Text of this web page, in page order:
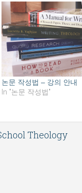
논문 작성법 – 강의 안내
In "논문 작성법"
Theology